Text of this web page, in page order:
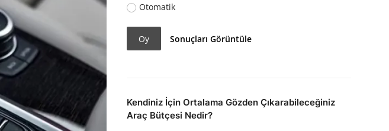
Otomatik
Oy Sonuçları Görüntüle
Kendiniz İçin Ortalama Gözden Çıkarabileceğiniz
Araç Bütçesi Nedir?